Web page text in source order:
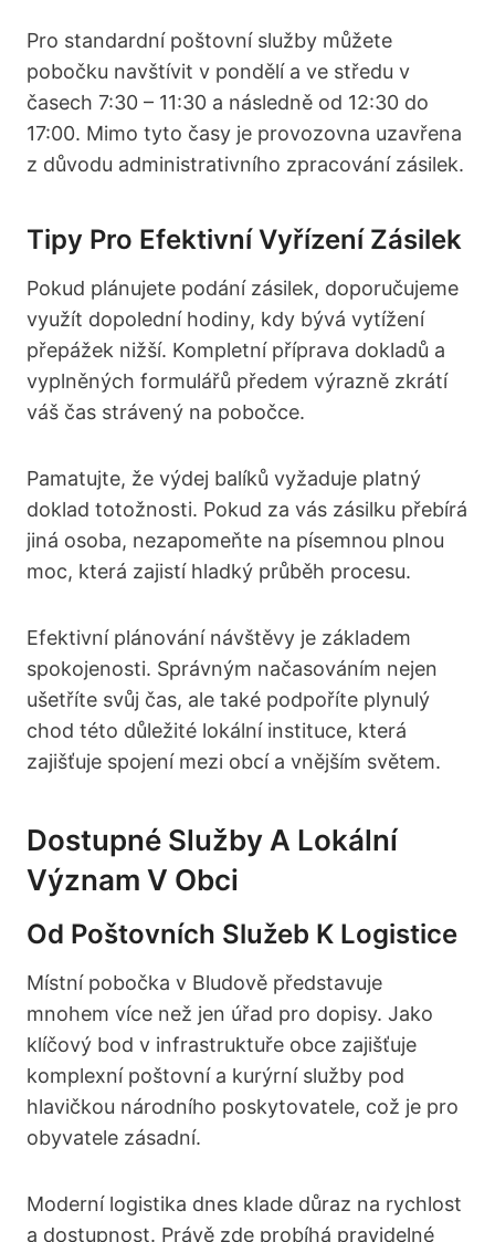
Pro standardní poštovní služby můžete
pobočku navštívit v pondělí a ve středu v
časech 7:30 – 11:30 a následně od 12:30 do
17:00. Mimo tyto časy je provozovna uzavřena
z důvodu administrativního zpracování zásilek.
Tipy Pro Efektivní Vyřízení Zásilek
Pokud plánujete podání zásilek, doporučujeme
využít dopolední hodiny, kdy bývá vytížení
přepážek nižší. Kompletní příprava dokladů a
vyplněných formulářů předem výrazně zkrátí
váš čas strávený na pobočce.
Pamatujte, že výdej balíků vyžaduje platný
doklad totožnosti. Pokud za vás zásilku přebírá
jiná osoba, nezapomeňte na písemnou plnou
moc, která zajistí hladký průběh procesu.
Efektivní plánování návštěvy je základem
spokojenosti. Správným načasováním nejen
ušetříte svůj čas, ale také podpoříte plynulý
chod této důležité lokální instituce, která
zajišťuje spojení mezi obcí a vnějším světem.
Dostupné Služby A Lokální
Význam V Obci
Od Poštovních Služeb K Logistice
Místní pobočka v Bludově představuje
mnohem více než jen úřad pro dopisy. Jako
klíčový bod v infrastruktuře obce zajišťuje
komplexní poštovní a kurýrní služby pod
hlavičkou národního poskytovatele, což je pro
obyvatele zásadní.
Moderní logistika dnes klade důraz na rychlost
a dostupnost. Právě zde probíhá pravidelné